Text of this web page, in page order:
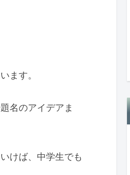
ます。
名のアイデアま
けば、中学生でも